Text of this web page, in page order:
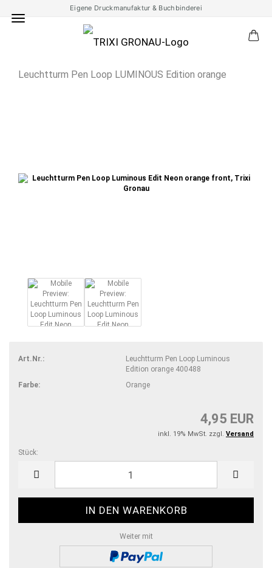
Eigene Druckmanufaktur & Buchbinderei
Leuchtturm Pen Loop LUMINOUS Edition orange
Art.Nr.:
Leuchtturm Pen Loop Luminous
Edition orange 400488
Farbe:
Orange
4,95 EUR
inkl. 19% MwSt. zzgl. Versand
Stück:
Weiter mit